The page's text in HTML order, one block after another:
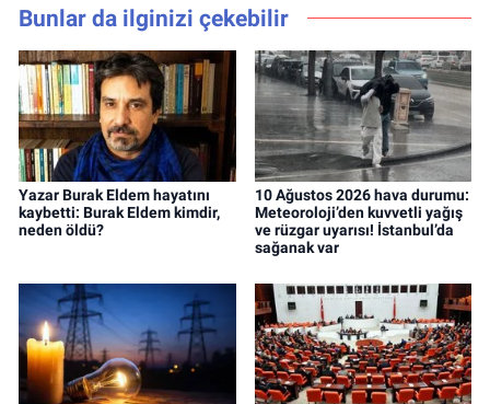
Bunlar da ilginizi çekebilir
Yazar Burak Eldem hayatını
kaybetti: Burak Eldem kimdir,
neden öldü?
10 Ağustos 2026 hava durumu:
Meteoroloji’den kuvvetli yağış
ve rüzgar uyarısı! İstanbul’da
sağanak var